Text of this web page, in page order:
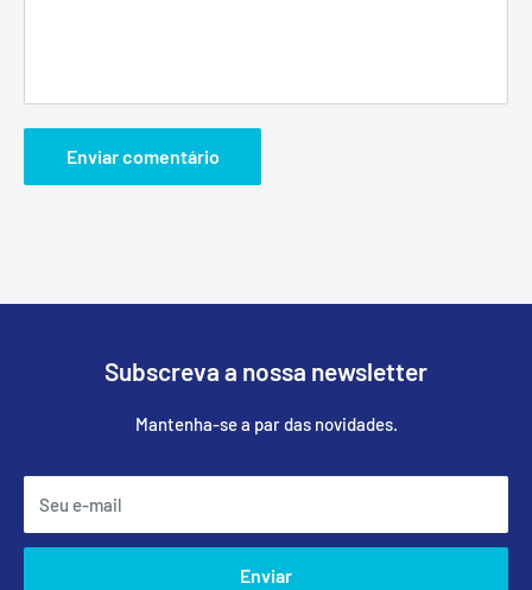
Enviar comentário
Subscreva a nossa newsletter
Mantenha-se a par das novidades.
Seu e-mail
Enviar